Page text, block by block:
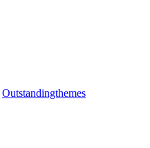
Outstandingthemes